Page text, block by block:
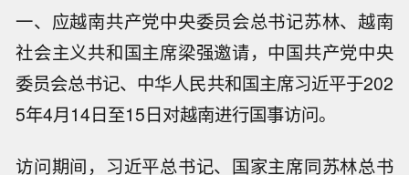
一、应越南共产党中央委员会总书记苏林、越南
社会主义共和国主席梁强邀请，中国共产党中央
委员会总书记、中华人民共和国主席习近平于202
5年4月14日至15日对越南进行国事访问。
访问期间，习近平总书记、国家主席同苏林总书